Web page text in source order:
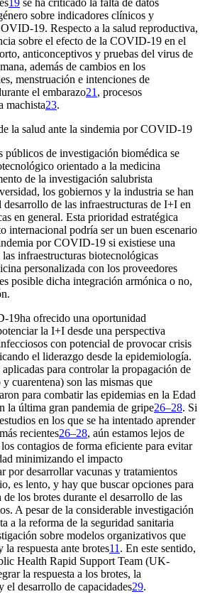
19 se ha criticado la falta de datos
sobre indicadores clínicos y
19. Respecto a la salud reproductiva,
sobre el efecto de la COVID-19 en el
anticonceptivos y pruebas del virus de
además de cambios en los
menstruación e intenciones de
el embarazo21, procesos
machista23.
la salud ante la sindemia por COVID-19
públicos de investigación biomédica se
orientado a la medicina
de la investigación salubrista
los gobiernos y la industria se han
de las infraestructuras de I+I en
en general. Esta prioridad estratégica
internacional podría ser un buen escenario
por COVID-19 si existiese una
infraestructuras biotecnológicas
personalizada con los proveedores
posible dicha integración armónica o no,
19ha ofrecido una oportunidad
la I+I desde una perspectiva
con potencial de provocar crisis
el liderazgo desde la epidemiología.
para controlar la propagación de
cuarentena) son las mismas que
para combatir las epidemias en la Edad
la última gran pandemia de gripe26–28. Si
en los que se ha intentado aprender
recientes26–28, aún estamos lejos de
contagios de forma eficiente para evitar
minimizando el impacto
por desarrollar vacunas y tratamientos
es lento, y hay que buscar opciones para
los brotes durante el desarrollo de las
A pesar de la considerable investigación
a la reforma de la seguridad sanitaria
sobre modelos organizativos que
respuesta ante brotes11. En este sentido,
Health Rapid Support Team (UK-
la respuesta a los brotes, la
el desarrollo de capacidades29.